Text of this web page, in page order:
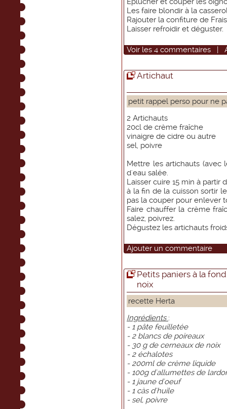
Les faire blondir à la
Rajouter la confiture de
Laisser refroidir et déguster.
Voir les 4 commentaires |
Artichaut
petit rappel perso pour ne
2 Artichauts
20cl de crème fraîche
vinaigre de cidre ou autre
sel, poivre
Mettre les artichauts (avec
d'eau salée.
Laisser cuire 15 min à partir
à la fin de la cuisson sortir
pas la couper pour enlever
Faire chauffer la crème
salez, poivrez.
Dégustez les artichauts
Ajouter un commentaire
Petits paniers à la
noix
recette Herta
Ingrédients :
- 1 pâte feuilletée
- 2 blancs de poireaux
- 30 g de cerneaux de noix
- 2 échalotes
- 200ml de crème liquide
- 100g d'allumettes de
- 1 jaune d'oeuf
- 1 càs d'huile
- sel, poivre